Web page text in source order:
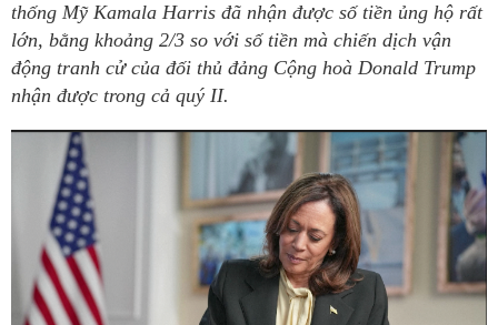
thống Mỹ Kamala Harris đã nhận được số tiền ủng hộ rất
lớn, bằng khoảng 2/3 so với số tiền mà chiến dịch vận
động tranh cử của đối thủ đảng Cộng hoà Donald Trump
nhận được trong cả quý II.